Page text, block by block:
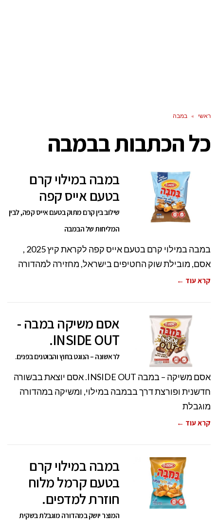
ראשי » במבה
כל הכתבות בבמבה
במבה במילוי קרם
בטעם אייס קפה
שילוב בין קרם מתוק בטעם אייס קפה, לבין
המליחות של הבמבה
במבה במילוי קרם בטעם אייס קפה לקראת קיץ 2025 ,
אסם, מובילת שוק החטיפים בישראל, מחזירה למהדורה
קרא עוד ←
אסם משיקה במבה -
INSIDE OUT.
לראשונה – הנוגט בחוץ והבוטנים בפנים.
אסם משיקה – במבה INSIDE OUT. אסם יוצאת בבשורה
חדשנית ופורצת דרך בבמבה במילוי, ומשיקה במהדורה
מוגבלת
קרא עוד ←
במבה במילוי קרם
בטעם קרמל מלוח
חוזרת למדפים.
המוצר יושק במהדורה מוגבלת בשקית